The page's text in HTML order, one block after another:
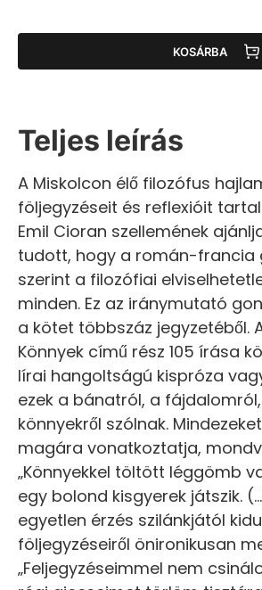
KOSÁRBA
Teljes leírás
A Miskolcon élő filozófus
följegyzéseit és reflexióit
Emil Cioran szellemének
tudott, hogy a román-francia
szerint a filozófiai
minden. Ez az iránymutató
a kötet többszáz jegyzetéből.
Könnyek című rész 105 írása
lírai hangoltságú kispróza
ezek a bánatról, a
könnyekről szólnak.
magára vonatkoztatja,
„Könnyekkel töltött léggömb
egy bolond kisgyerek játszik.
egyetlen érzés szilánkjától
följegyzéseiről önironikusan
„Feljegyzéseimmel nem